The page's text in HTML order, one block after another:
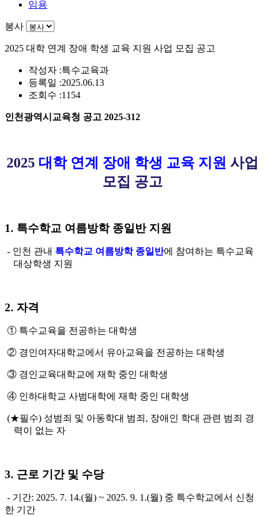
임용
봉사
2025 대학 연계 장애 학생 교육 지원 사업 모집 공고
작성자 :특수교육과
등록일 :2025.06.13
조회수 :1154
인천광역시교육청 공고 2025-312
2025 대학 연계 장애 학생 교육 지원 사업
모집 공고
1. 특수학교 여름방학 종일반 지원
- 인천 관내 특수학교 여름방학 종일반에 참여하는 특수교육
대상학생 지원
2. 자격
① 특수교육을 전공하는 대학생
② 경인여자대학교에서 유아교육을 전공하는 대학생
③ 경인교육대학교에 재학 중인 대학생
④ 인하대학교 사범대학에 재학 중인 대학생
(★필수) 성범죄 및 아동학대 범죄, 장애인 학대 관련 범죄 경
력이 없는 자
3. 근로 기간 및 수당
- 기간: 2025. 7. 14.(월) ~ 2025. 9. 1.(월) 중 특수학교에서 신청
한 기간